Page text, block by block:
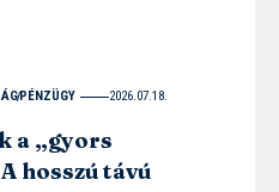
PÉNZÜGY 2026.07.18.
a „gyors
hosszú távú